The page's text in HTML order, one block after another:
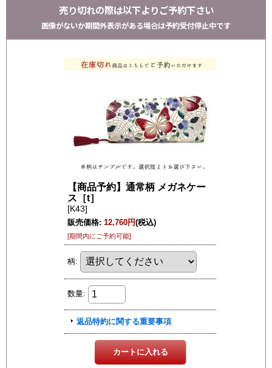
売り切れの際は以下よりご予約下さい
画像がないか期間外表示がある場合は予約受付停止中です